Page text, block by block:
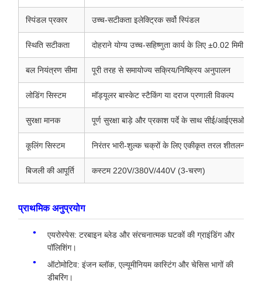
स्पिंडल प्रकार उच्च-सटीकता इलेक्ट्रिक सर्वो स्पिंडल
स्थिति सटीकता दोहराने योग्य उच्च-सहिष्णुता कार्य के लिए ±0.02 मिमी तक
बल नियंत्रण सीमा पूरी तरह से समायोज्य सक्रिय/निष्क्रिय अनुपालन
लोडिंग सिस्टम मॉड्यूलर बास्केट स्टैकिंग या दराज प्रणाली विकल्प
सुरक्षा मानक पूर्ण सुरक्षा बाड़े और प्रकाश पर्दे के साथ सीई/आईएसओ
कूलिंग सिस्टम निरंतर भारी-शुल्क चक्रों के लिए एकीकृत तरल शीतलन
बिजली की आपूर्ति कस्टम 220V/380V/440V (3-चरण)
प्राथमिक अनुप्रयोग
एयरोस्पेस: टरबाइन ब्लेड और संरचनात्मक घटकों की ग्राइंडिंग और
पॉलिशिंग।
ऑटोमोटिव: इंजन ब्लॉक, एल्यूमीनियम कास्टिंग और चेसिस भागों की
डीबरिंग।